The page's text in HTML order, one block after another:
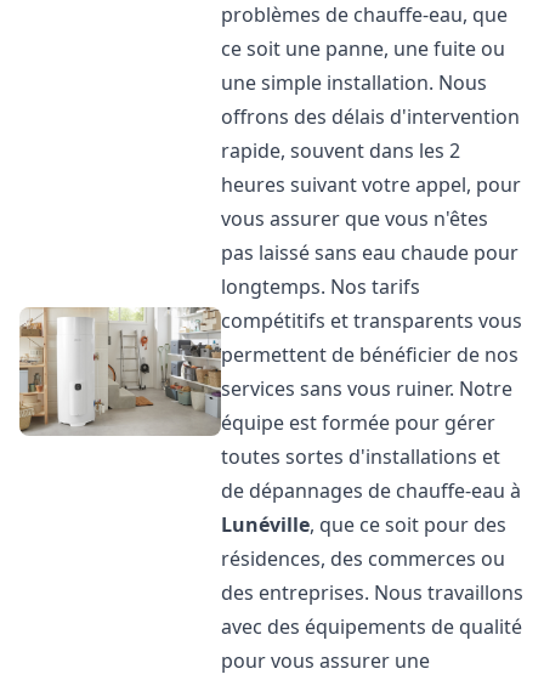
problèmes de chauffe-eau, que
ce soit une panne, une fuite ou
une simple installation. Nous
offrons des délais d'intervention
rapide, souvent dans les 2
heures suivant votre appel, pour
vous assurer que vous n'êtes
pas laissé sans eau chaude pour
longtemps. Nos tarifs
compétitifs et transparents vous
permettent de bénéficier de nos
services sans vous ruiner. Notre
équipe est formée pour gérer
toutes sortes d'installations et
de dépannages de chauffe-eau à
Lunéville, que ce soit pour des
résidences, des commerces ou
des entreprises. Nous travaillons
avec des équipements de qualité
pour vous assurer une